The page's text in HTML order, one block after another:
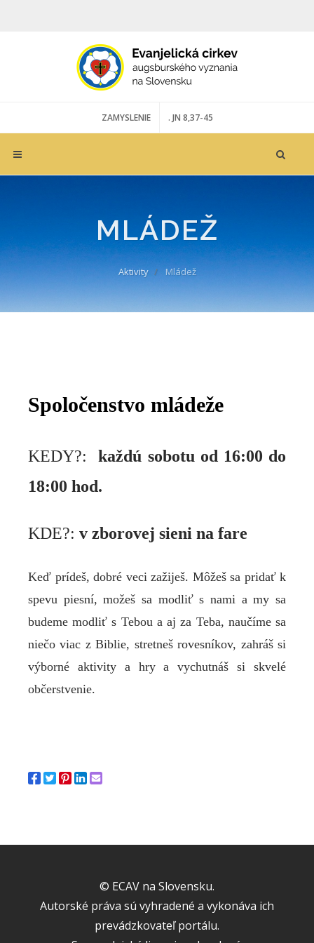
ZAMYSLENIE . JN 8,37-45
MLÁDEŽ
Aktivity Mládež
Spoločenstvo mládeže
KEDY?:
každú sobotu od 16:00 do
18:00 hod.
KDE?: v zborovej sieni na fare
Keď prídeš, dobré veci zažiješ. Môžeš sa pridať k
spevu piesní, možeš sa modliť s nami a my sa
budeme modliť s Tebou a aj za Teba, naučíme sa
niečo viac z Biblie, stretneš rovesníkov, zahráš si
výborné aktivity a hry a vychutnáš si skvelé
občerstvenie.
© ECAV na Slovensku.
Autorské práva sú vyhradené a vykonáva ich
prevádzkovateľ portálu.